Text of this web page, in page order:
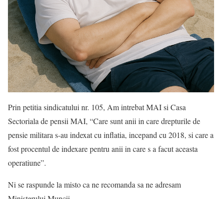
Prin petitia sindicatului nr. 105, Am intrebat MAI si Casa
Sectoriala de pensii MAI, “Care sunt anii in care drepturile de
pensie militara s-au indexat cu inflatia, incepand cu 2018, si care a
fost procentul de indexare pentru anii in care s a facut aceasta
operatiune”.
Ni se raspunde la misto ca ne recomanda sa ne adresam